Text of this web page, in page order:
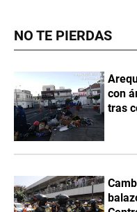
NO TE PIERDAS
con
tras